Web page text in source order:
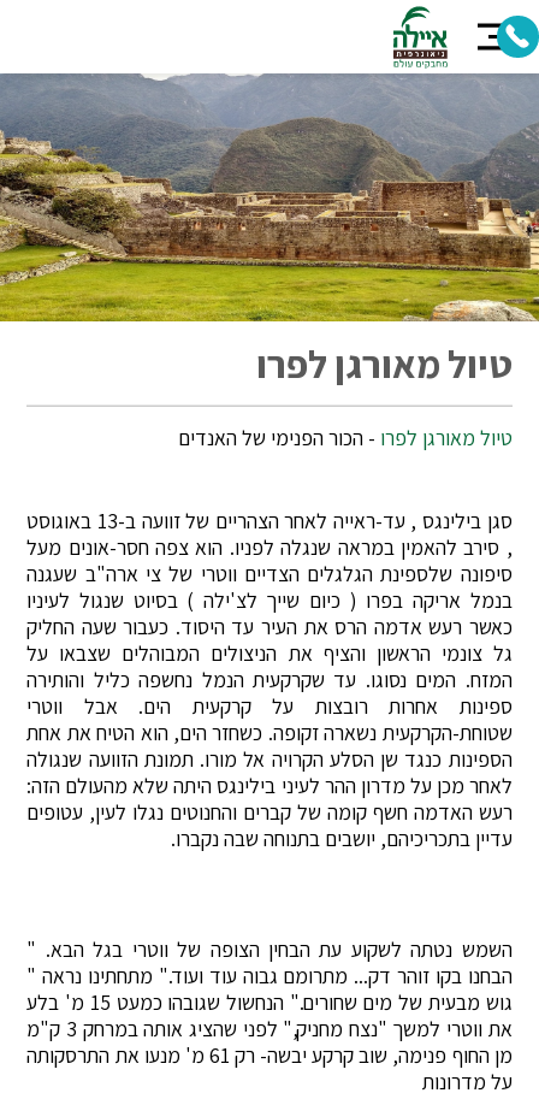
טיול מאורגן לפרו
טיול מאורגן לפרו - הכור הפנימי של האנדים
סגן בילינגס , עד-ראייה לאחר הצהריים של זוועה ב-13 באוגוסט
, סירב להאמין במראה שנגלה לפניו. הוא צפה חסר-אונים מעל
סיפונה שלספינת הגלגלים הצדיים ווטרי של צי ארה"ב שעגנה
בנמל אריקה בפרו ( כיום שייך לצ'ילה ) בסיוט שנגול לעיניו
כאשר רעש אדמה הרס את העיר עד היסוד. כעבור שעה החליק
גל צונמי הראשון והציף את הניצולים המבוהלים שצבאו על
המזח. המים נסוגו. עד שקרקעית הנמל נחשפה כליל והותירה
ספינות אחרות רובצות על קרקעית הים. אבל ווטרי
שטוחת-הקרקעית נשארה זקופה. כשחזר הים, הוא הטיח את אחת
הספינות כנגד שן הסלע הקרויה אל מורו. תמונת הזוועה שנגולה
לאחר מכן על מדרון ההר לעיני בילינגס היתה שלא מהעולם הזה:
רעש האדמה חשף קומה של קברים והחנוטים נגלו לעין, עטופים
עדיין בתכריכיהם, יושבים בתנוחה שבה נקברו.
השמש נטתה לשקוע עת הבחין הצופה של ווטרי בגל הבא. "
הבחנו בקו זוהר דק... מתרומם גבוה עוד ועוד." מתחתינו נראה "
גוש מבעית של מים שחורים." הנחשול שגובהו כמעט 15 מ' בלע
את ווטרי למשך "נצח מחניק," לפני שהציג אותה במרחק 3 ק"מ
מן החוף פנימה, שוב קרקע יבשה- רק 61 מ' מנעו את התרסקותה
על מדרונות